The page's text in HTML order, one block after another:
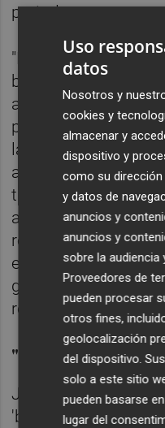
periodo.
"Estamos en el final
boom económico y
ahora se están
porque estamos
largos y complejos",
apunta que "ahora
tantas facilidades,
además, ahora se
refinanciar la deuda
embargo". "Si el
grifo estaríamos
recalca.
"Legislación
Junto a este final
'boom' inmobiliario,
Uso
datos
Nosotros y
cookies y
almacenar y
dispositivo y
como su dirección
y datos de
anuncios y
anuncios y
sobre la audiencia
Proveedores de
pueden procesar
otros fines,
geolocalización
del dispositivo.
solo a este sitio
pueden basarse
lugar del